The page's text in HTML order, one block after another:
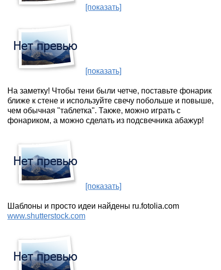
[показать]
[показать]
На заметку! Чтобы тени были четче, поставьте фонарик
ближе к стене и используйте свечу побольше и повыше,
чем обычная "таблетка". Также, можно играть с
фонариком, а можно сделать из подсвечника абажур!
[показать]
Шаблоны и просто идеи найдены ru.fotolia.com
www.shutterstock.com